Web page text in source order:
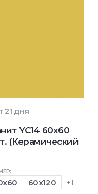
21 дня
YC14 60x60
(Керамический
60x120 +1